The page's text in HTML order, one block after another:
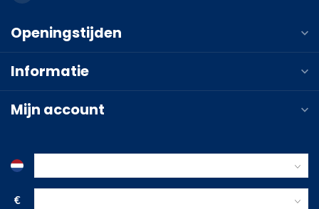
Openingstijden
Informatie
Mijn account
€